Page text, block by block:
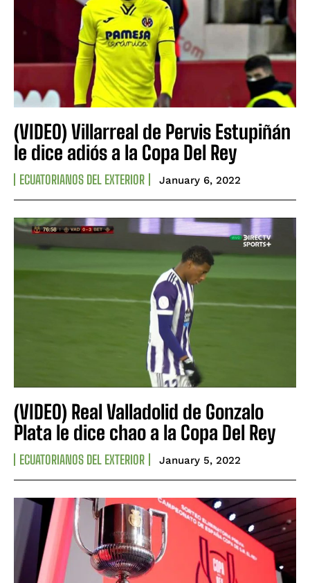
(VIDEO) Villarreal de Pervis Estupiñán
le dice adiós a la Copa Del Rey
ECUATORIANOS DEL EXTERIOR January 6, 2022
(VIDEO) Real Valladolid de Gonzalo
Plata le dice chao a la Copa Del Rey
ECUATORIANOS DEL EXTERIOR January 5, 2022